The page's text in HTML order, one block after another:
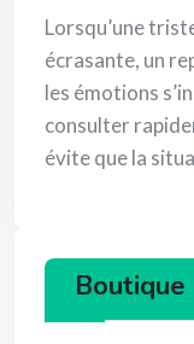
Lorsqu’une
écrasante, un
les émotions
consulter
évite que la
Boutique